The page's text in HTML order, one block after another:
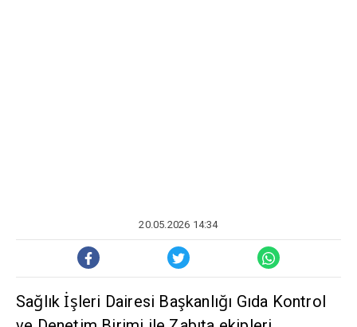
20.05.2026 14:34
Sağlık İşleri Dairesi Başkanlığı Gıda Kontrol